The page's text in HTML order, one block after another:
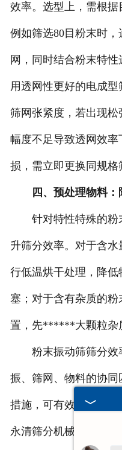
效率。选型上，需根据
例如筛选80目粉末时
网，同时结合粉末特
用透网性更好的电成
筛网张紧度，若出现
幅度不足导致透网效
损，需立即更换同规格
四、预处理物料
针对特性特殊的粉
升筛分效率。对于含
行低温烘干处理，降
塞；对于含有杂质的
置，先******大颗粒杂
粉末振动筛筛分效
振、筛网、物料的协
措施，可有效改善筛分
永清筛分机械的粉末振